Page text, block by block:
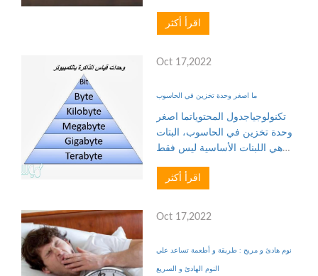
بقائمة بكل كلمات المرور، ويتيح
اقرأ أكثر
Oct 17,2022
ما اصغر وحدة تخزين في الحاسوب
تكنولوجياجدول المحتوياتما اصغر
وحدة تخزين في الحاسوب، البتات
هي اللبنات الأساسية ليس فقط
أجهزة الكمبيوتر، حيث تعمل أجهزة
اقرأ أكثر
Oct 17,2022
نوم هادئ و مريح : طريقة و أطعمة تساعد علي
النوم الهادئ و السريع